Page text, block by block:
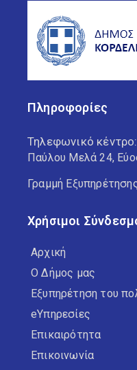
Πληροφορίες
Τηλεφωνικό κέντρο:
Παύλου Μελά 24,
Γραμμή
Χρήσιμοι
Αρχική
Ο Δήμος μας
Εξυπηρέτηση του
eΥπηρεσίες
Επικαιρότητα
Επικοινωνία